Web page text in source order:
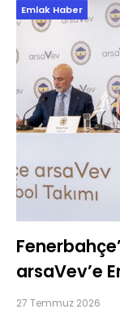
Emlak Haber
arsaVev’e
27 Temmuz 2026